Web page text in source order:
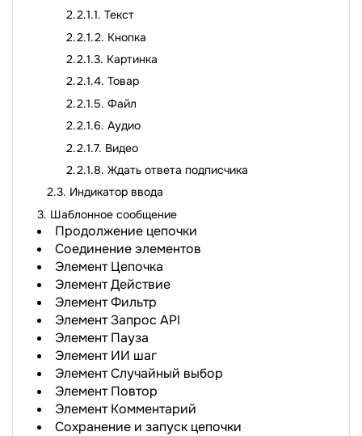
Текст
Кнопка
Картинка
Товар
Файл
Аудио
Видео
Ждать ответа подписчика
Индикатор ввода
Шаблонное сообщение
Продолжение цепочки
Соединение элементов
Элемент Цепочка
Элемент Действие
Элемент Фильтр
Элемент Запрос API
Элемент Пауза
Элемент ИИ шаг
Элемент Случайный выбор
Элемент Повтор
Элемент Комментарий
Сохранение и запуск цепочки